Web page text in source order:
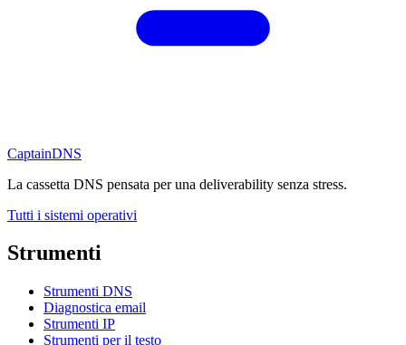
CaptainDNS
La cassetta DNS pensata per una deliverability senza stress.
Tutti i sistemi operativi
Strumenti
Strumenti DNS
Diagnostica email
Strumenti IP
Strumenti per il testo